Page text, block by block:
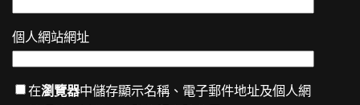
個人網站網址
在瀏覽器中儲存顯示名稱、電子郵件地址及個人網